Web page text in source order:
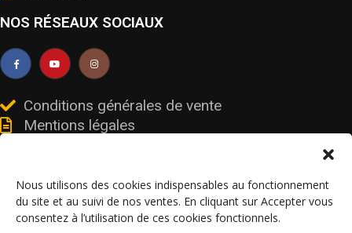
Nous utilisons des cookies indispensables au fonctionnement
du site et au suivi de nos ventes. En cliquant sur Accepter vous
consentez à l’utilisation de ces cookies fonctionnels.
NOS RÉSEAUX SOCIAUX
Conditions générales de vente
Mentions légales